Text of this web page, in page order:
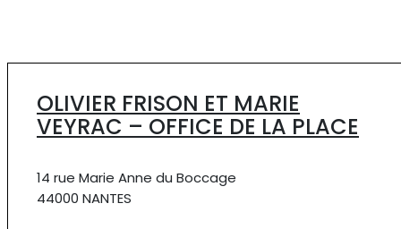
OLIVIER FRISON ET MARIE
VEYRAC – OFFICE DE LA PLACE
14 rue Marie Anne du Boccage
44000 NANTES